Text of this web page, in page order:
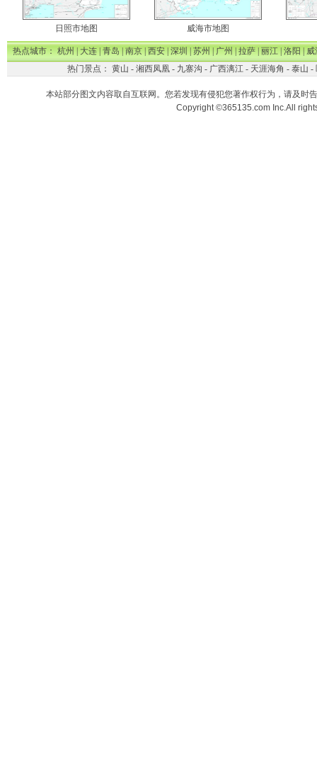
日照市地图 威海市地图
热点城市：杭州|大连|青岛|南京|西安|深圳|苏州|广州|拉萨|丽江|洛阳|威
热门景点： 黄山 - 湘西凤凰- 九寨沟 - 广西漓江- 天涯海角 - 泰山 -
本站部分图文内容取自互联网。您若发现有侵犯您著作权行为，请及时
Copyright ©365135.com Inc.All